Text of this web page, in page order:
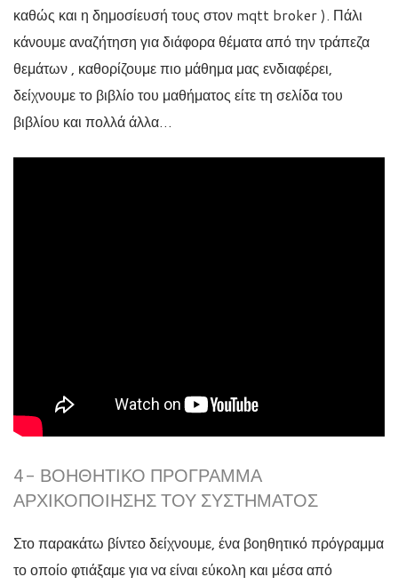
καθώς και η δημοσίευσή τους στον mqtt broker ). Πάλι
κάνουμε αναζήτηση για διάφορα θέματα από την τράπεζα
θεμάτων , καθορίζουμε πιο μάθημα μας ενδιαφέρει,
δείχνουμε το βιβλίο του μαθήματος είτε τη σελίδα του
βιβλίου και πολλά άλλα…
4- ΒΟΗΘΗΤΙΚΌ ΠΡΌΓΡΑΜΜΑ
ΑΡΧΙΚΟΠΟΊΗΣΗΣ ΤΟΥ ΣΥΣΤΉΜΑΤΟΣ
Στο παρακάτω βίντεο δείχνουμε, ένα βοηθητικό πρόγραμμα
το οποίο φτιάξαμε για να είναι εύκολη και μέσα από